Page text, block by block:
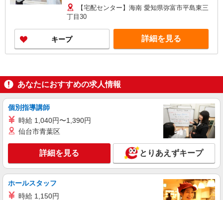
軽にお問い合わせください！ ※収入補償／月10万
円 ※収入補償期間／7ヶ月間 ※研修期間中も研修
手当をお支払い（研修10日間で20,000円） ◆商品
買取りなし！働いた分はしっかり稼げます◎ ＊収
入補償：お仕事開始月は日割計算です ＊収入補償
期間：お仕事開始月を含みます 収入補償期間：7
【宅配センター】海南 愛知県弥富市平島東三
丁目30
キープ 詳細を見る
あなたにおすすめの求人情報
個別指導講師
時給 1,040円〜1,390円
仙台市青葉区
詳細を見る とりあえずキープ
ホールスタッフ
時給 1,150円